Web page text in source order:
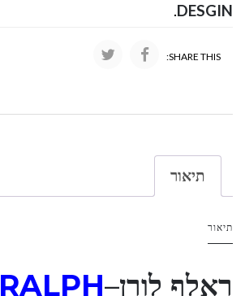
DESGIN
.
SHARE THIS:
תיאור
תיאור
ראלף לורן–
RALPH